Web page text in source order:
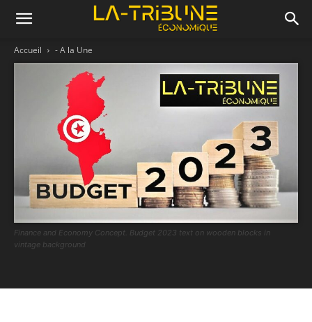
Accueil - A la Une
Finance and Economy Concept. Budget 2023 text on wooden blocks in
vintage background